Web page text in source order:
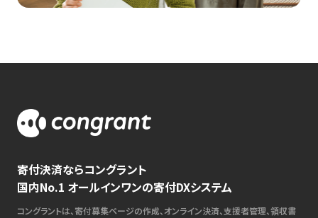
寄付決済ならコングラント
国内No.1 オールインワンの寄付DXシステム
コングラントは、寄付募集ページの作成、オンライン決済、支援者管理、領収書